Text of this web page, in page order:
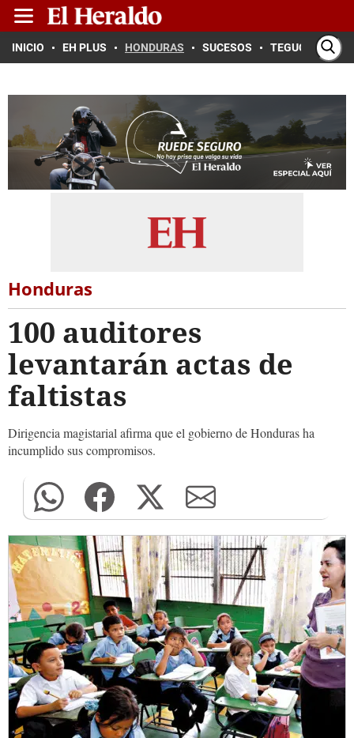
INICIO EH PLUS HONDURAS SUCESOS TEGUCIGALPA
Honduras
100 auditores
levantarán actas de
faltistas
Dirigencia magistarial afirma que el gobierno de Honduras ha
incumplido sus compromisos.